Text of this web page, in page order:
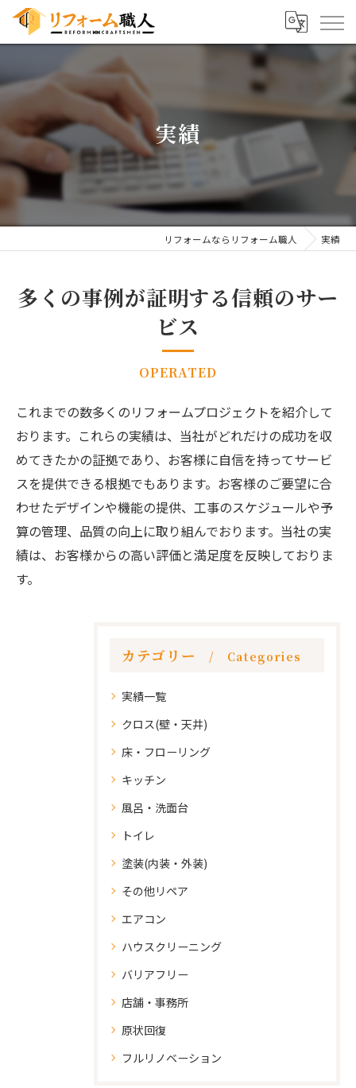
実績
リフォームならリフォーム職人 実績
多くの事例が証明する信頼のサー
ビス
OPERATED
これまでの数多くのリフォームプロジェクトを紹介して
おります。これらの実績は、当社がどれだけの成功を収
めてきたかの証拠であり、お客様に自信を持ってサービ
スを提供できる根拠でもあります。お客様のご要望に合
わせたデザインや機能の提供、工事のスケジュールや予
算の管理、品質の向上に取り組んでおります。当社の実
績は、お客様からの高い評価と満足度を反映しておりま
す。
カテゴリー Categories
実績一覧
クロス(壁・天井)
床・フローリング
キッチン
風呂・洗面台
トイレ
塗装(内装・外装)
その他リペア
エアコン
ハウスクリーニング
バリアフリー
店舗・事務所
原状回復
フルリノベーション